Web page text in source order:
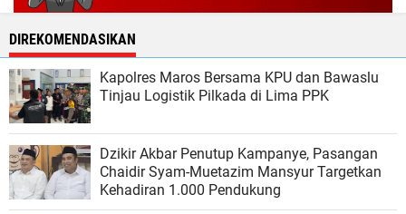
DIREKOMENDASIKAN
Kapolres Maros Bersama KPU dan Bawaslu
Tinjau Logistik Pilkada di Lima PPK
Dzikir Akbar Penutup Kampanye, Pasangan
Chaidir Syam-Muetazim Mansyur Targetkan
Kehadiran 1.000 Pendukung